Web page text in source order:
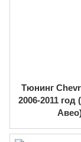
Тюнинг
2006-2011